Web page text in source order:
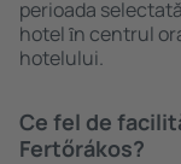
perioada
hotel ȋn centrul
hotelului.
Ce fel de
Fertőrákos?